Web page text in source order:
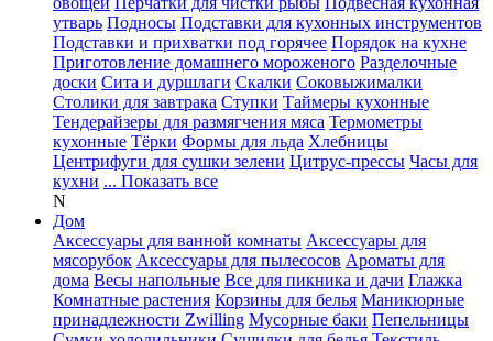
утварь Подносы Подставки для кухонных инструментов
Подставки и прихватки под горячее Порядок на кухне
Приготовление домашнего мороженого Разделочные
доски Сита и дуршлаги Скалки Соковыжималки
Столики для завтрака Ступки Таймеры кухонные
Тендерайзеры для размягчения мяса Термометры
кухонные Тёрки Формы для льда Хлебницы
Центрифуги для сушки зелени Цитрус-прессы Часы для
кухни ... Показать все
N
Дом
Аксессуары для ванной комнаты Аксессуары для
мясорубок Аксессуары для пылесосов Ароматы для
дома Весы напольные Все для пикника и дачи Глажка
Комнатные растения Корзины для белья Маникюрные
принадлежности Zwilling Мусорные баки Пепельницы